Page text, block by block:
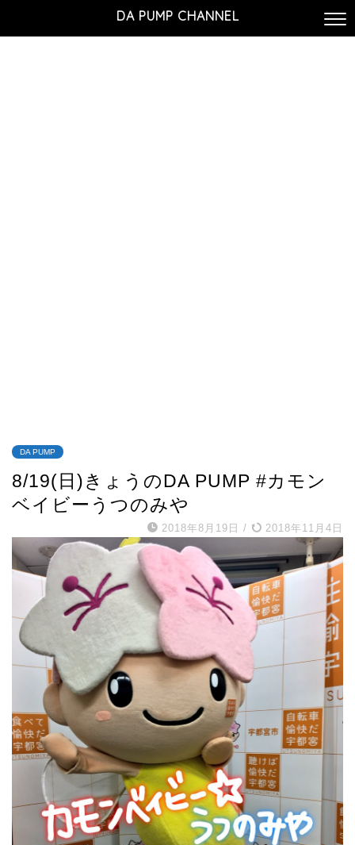
DA PUMP CHANNEL
DA PUMP
8/19(日)きょうのDA PUMP #カモン
ベイビーうつのみや
2018年8月19日 / 2018年11月4日